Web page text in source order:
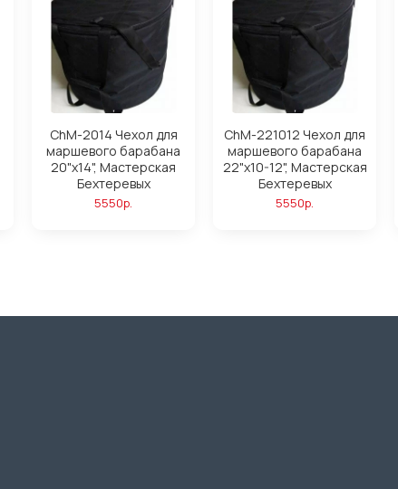
ChM-2014 Чехол для
маршевого барабана
20"х14", Мастерская
Бехтеревых
5550р.
ChM-221012 Чехол для
маршевого барабана
22"х10-12", Мастерская
Бехтеревых
5550р.